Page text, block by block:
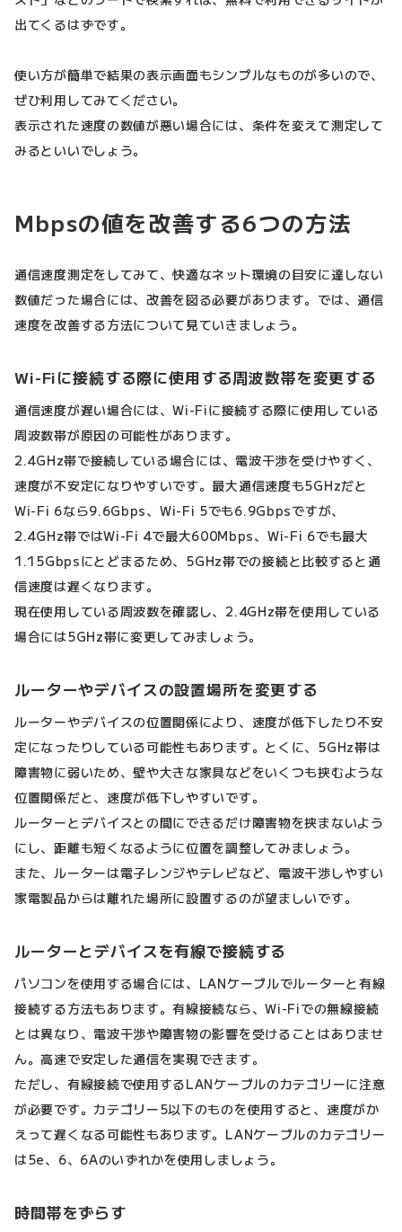
出てくるはずです。
使い方が簡単で結果の表示画面もシンプルなものが多いので、
ぜひ利用してみてください。
表示された速度の数値が悪い場合には、条件を変えて測定して
みるといいでしょう。
Mbpsの値を改善する6つの方法
通信速度測定をしてみて、快適なネット環境の目安に達しない
数値だった場合には、改善を図る必要があります。では、通信
速度を改善する方法について見ていきましょう。
Wi-Fiに接続する際に使用する周波数帯を変更する
通信速度が遅い場合には、Wi-Fiに接続する際に使用している
周波数帯が原因の可能性があります。
2.4GHz帯で接続している場合には、電波干渉を受けやすく、
速度が不安定になりやすいです。最大通信速度も5GHzだと
Wi-Fi 6なら9.6Gbps、Wi-Fi 5でも6.9Gbpsですが、
2.4GHz帯ではWi-Fi 4で最大600Mbps、Wi-Fi 6でも最大
1.15Gbpsにとどまるため、5GHz帯での接続と比較すると通
信速度は遅くなります。
現在使用している周波数を確認し、2.4GHz帯を使用している
場合には5GHz帯に変更してみましょう。
ルーターやデバイスの設置場所を変更する
ルーターやデバイスの位置関係により、速度が低下したり不安
定になったりしている可能性もあります。とくに、5GHz帯は
障害物に弱いため、壁や大きな家具などをいくつも挟むような
位置関係だと、速度が低下しやすいです。
ルーターとデバイスとの間にできるだけ障害物を挟まないよう
にし、距離も短くなるように位置を調整してみましょう。
また、ルーターは電子レンジやテレビなど、電波干渉しやすい
家電製品からは離れた場所に設置するのが望ましいです。
ルーターとデバイスを有線で接続する
パソコンを使用する場合には、LANケーブルでルーターと有線
接続する方法もあります。有線接続なら、Wi-Fiでの無線接続
とは異なり、電波干渉や障害物の影響を受けることはありませ
ん。高速で安定した通信を実現できます。
ただし、有線接続で使用するLANケーブルのカテゴリーに注意
が必要です。カテゴリー5以下のものを使用すると、速度がか
えって遅くなる可能性もあります。LANケーブルのカテゴリー
は5e、6、6Aのいずれかを使用しましょう。
時間帯をずらす